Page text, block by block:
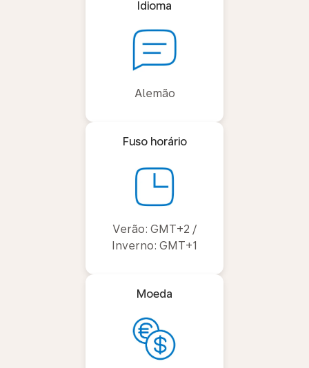
Idioma
Alemão
Fuso horário
Verão: GMT+2 /
Inverno: GMT+1
Moeda